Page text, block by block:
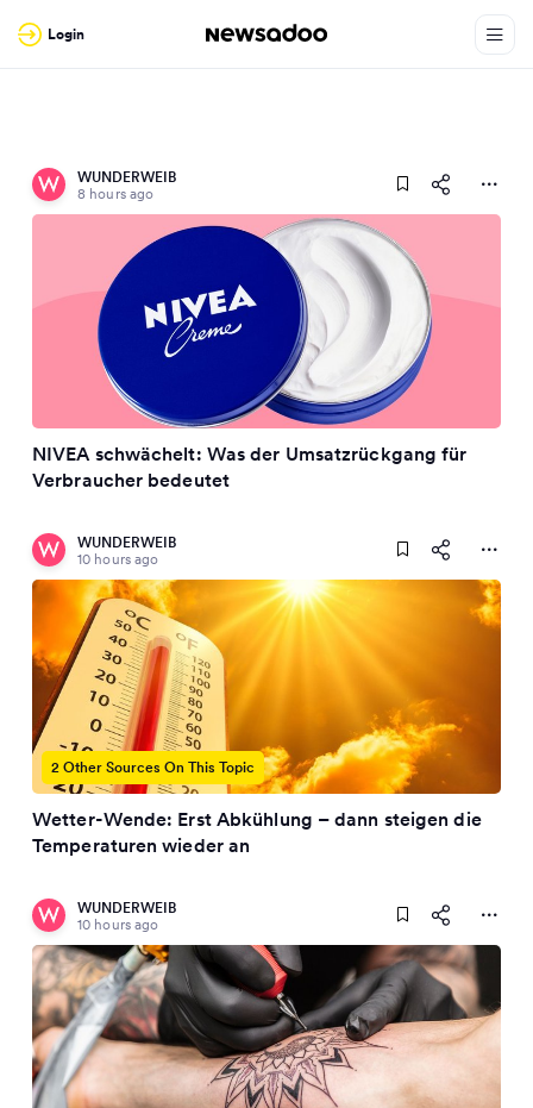
Login
WUNDERWEIB
8 hours ago
NIVEA schwächelt: Was der Umsatzrückgang für
Verbraucher bedeutet
WUNDERWEIB
10 hours ago
2 Other Sources On This Topic
Wetter-Wende: Erst Abkühlung – dann steigen die
Temperaturen wieder an
WUNDERWEIB
10 hours ago